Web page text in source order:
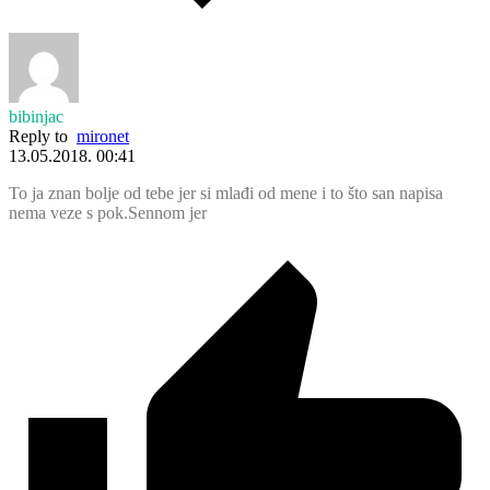
bibinjac
Reply to mironet
13.05.2018. 00:41
To ja znan bolje od tebe jer si mlađi od mene i to što san napisa
nema veze s pok.Sennom jer